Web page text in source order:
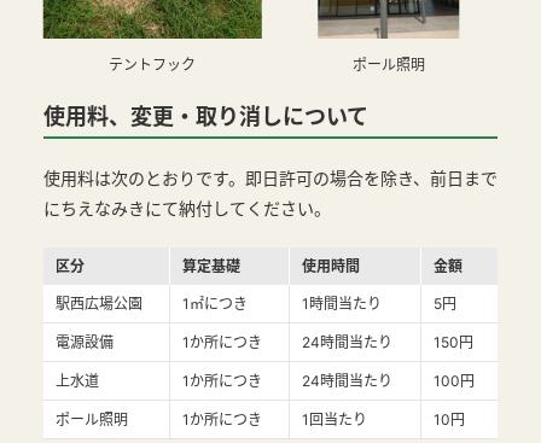
テントフック ポール照明
使用料、変更・取り消しについて
使用料は次のとおりです。即日許可の場合を除き、前日まで
にちえなみきにて納付してください。
区分 算定基礎 使用時間 金額
駅西広場公園 1㎡につき 1時間当たり 5円
電源設備 1か所につき 24時間当たり 150円
上水道 1か所につき 24時間当たり 100円
ポール照明 1か所につき 1回当たり 10円